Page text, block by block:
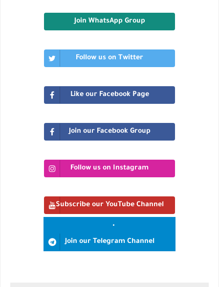
Join WhatsApp Group
Follow us on Twitter
Like our Facebook Page
Join our Facebook Group
Follow us on Instagram
Subscribe our YouTube Channel
Join our Telegram Channel